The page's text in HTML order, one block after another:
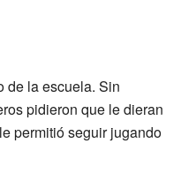
de la escuela. Sin
pidieron que le dieran
permitió seguir jugando